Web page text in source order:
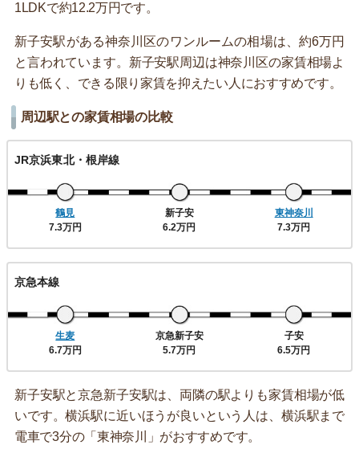
1LDKで約12.2万円です。
新子安駅がある神奈川区のワンルームの相場は、約6万円
と言われています。新子安駅周辺は神奈川区の家賃相場よ
りも低く、できる限り家賃を抑えたい人におすすめです。
周辺駅との家賃相場の比較
JR京浜東北・根岸線
鶴見
7.3万円
新子安
6.2万円
東神奈川
7.3万円
京急本線
生麦
6.7万円
京急新子安
5.7万円
子安
6.5万円
新子安駅と京急新子安駅は、両隣の駅よりも家賃相場が低
いです。横浜駅に近いほうが良いという人は、横浜駅まで
電車で3分の「東神奈川」がおすすめです。